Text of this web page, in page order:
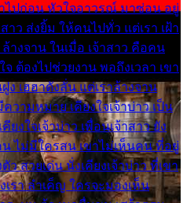
าไปก่อน หัวใจอาวรณ์ มาซ่อน อยู่
าว ส่งยิ้ม ให้คนไปทั่ว แต่เรา เฝ้า
างจาน ในเมื่อ เจ้าสาว คือคน
ต้องไปช่วยงาน พอถึงเวลา เขา
เฮฮาดังลั่น แต่เราล้างจาน
วามหมาย เคียงใจเจ้าบ่าว เป็น
งใจเจ้าบ่าว เพื่อนเจ้าสาว ยัง
ไม่มีใครสน เขาไม่เห็นคน ที่อยู่
ว สวยเด่น นั่งเคียงเจ้าบ่าว ที่เขา
เรา ลำเค็ญ ใครจะมองเห็น